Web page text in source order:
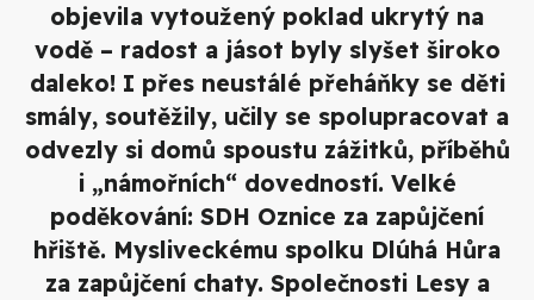
objevila vytoužený poklad ukrytý na
vodě – radost a jásot byly slyšet široko
daleko! I přes neustálé přeháňky se děti
smály, soutěžily, učily se spolupracovat a
odvezly si domů spoustu zážitků, příběhů
i „námořních“ dovedností. Velké
poděkování: SDH Oznice za zapůjčení
hřiště. Mysliveckému spolku Dlúhá Hůra
za zapůjčení chaty. Společnosti Lesy a